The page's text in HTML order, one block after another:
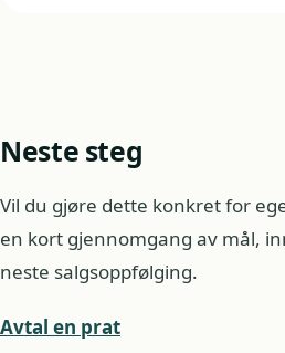
Neste steg
Vil du gjøre dette konkret for
en kort gjennomgang av mål,
neste salgsoppfølging.
Avtal en prat